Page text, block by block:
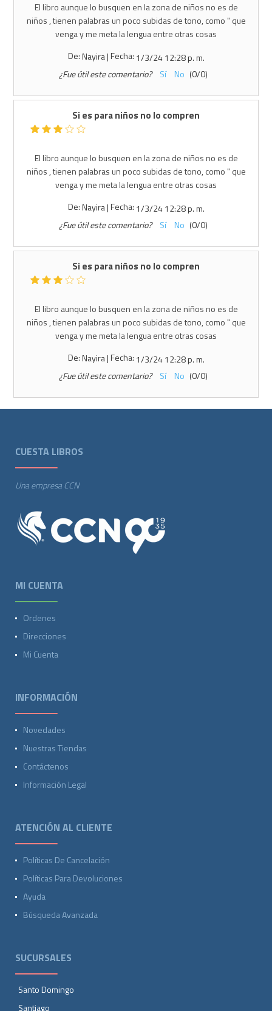
El libro aunque lo busquen en la zona de niños no es de
niños , tienen palabras un poco subidas de tono, como " que
venga y me meta la lengua entre otras cosas
De:Nayira|Fecha: 1/3/24 12:28 p. m.
¿Fue útil este comentario?
Sí No (0/0)
Si es para niños no lo compren
El libro aunque lo busquen en la zona de niños no es de
niños , tienen palabras un poco subidas de tono, como " que
venga y me meta la lengua entre otras cosas
De:Nayira|Fecha: 1/3/24 12:28 p. m.
¿Fue útil este comentario?
Sí No (0/0)
Si es para niños no lo compren
El libro aunque lo busquen en la zona de niños no es de
niños , tienen palabras un poco subidas de tono, como " que
venga y me meta la lengua entre otras cosas
De:Nayira|Fecha: 1/3/24 12:28 p. m.
¿Fue útil este comentario?
Sí No (0/0)
CUESTA LIBROS
Una empresa CCN
MI CUENTA
Ordenes
Direcciones
Mi Cuenta
INFORMACIÓN
Novedades
Nuestras Tiendas
Contáctenos
Información Legal
ATENCIÓN AL CLIENTE
Políticas De Cancelación
Políticas Para Devoluciones
Ayuda
Búsqueda Avanzada
SUCURSALES
Santo Domingo
Santiago